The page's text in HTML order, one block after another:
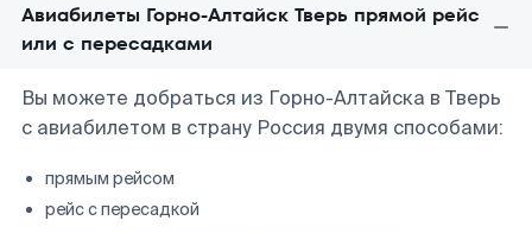
Авиабилеты Горно-Алтайск Тверь прямой рейс
или с пересадками
Вы можете добраться из Горно-Алтайска в Тверь
с авиабилетом в страну Россия двумя способами:
прямым рейсом
рейс с пересадкой